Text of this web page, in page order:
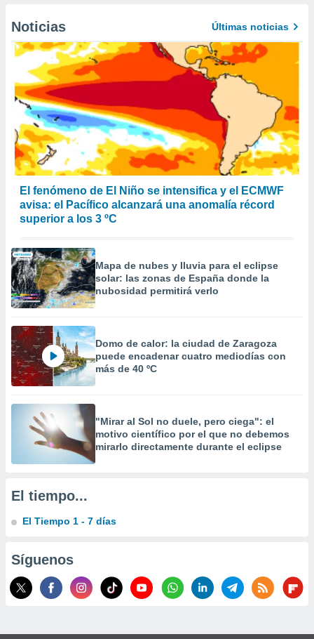
en
en
de
un
o acceder
perfiles
utilizar
crear un
uso de
contenido
medir el
o a través
de
uso de
con el
Noticias Últimas noticias
El fenómeno de El Niño se intensifica y el ECMWF
avisa: el Pacífico alcanzará una anomalía récord
superior a los 3 ºC
Mapa de nubes y lluvia para el eclipse
solar: las zonas de España donde la
nubosidad permitirá verlo
Domo de calor: la ciudad de Zaragoza
puede encadenar cuatro mediodías con
más de 40 ºC
"Mirar al Sol no duele, pero ciega": el
motivo científico por el que no debemos
mirarlo directamente durante el eclipse
El tiempo...
El Tiempo 1 - 7 días
Síguenos